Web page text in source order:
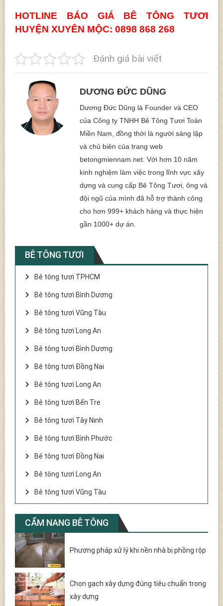
HOTLINE BÁO GIÁ BÊ TÔNG TƯƠI
HUYỆN XUYÊN MỘC: 0898 868 268
Đánh giá bài viết
DƯƠNG ĐỨC DŨNG
Dương Đức Dũng là Founder và CEO
của Công ty TNHH Bê Tông Tươi Toàn
Miền Nam, đồng thời là người sáng lập
và chủ biên của trang web
betongmiennam.net. Với hơn 10 năm
kinh nghiệm làm việc trong lĩnh vực xây
dựng và cung cấp Bê Tông Tươi, ông và
đội ngũ của mình đã hỗ trợ thành công
cho hơn 999+ khách hàng và thực hiện
gần 1000+ dự án.
BÊ TÔNG TƯƠI
Bê tông tươi TPHCM
Bê tông tươi Bình Dương
Bê tông tươi Vũng Tàu
Bê tông tươi Long An
Bê tông tươi Bình Dương
Bê tông tươi Đồng Nai
Bê tông tươi Long An
Bê tông tươi Bến Tre
Bê tông tươi Tây Ninh
Bê tông tươi Bình Phước
Bê tông tươi Đồng Nai
Bê tông tươi Long An
Bê tông tươi Vũng Tàu
CẨM NANG BÊ TÔNG
Phương pháp xử lý khi nền nhà bị phồng rộp
Chọn gạch xây dựng đúng tiêu chuẩn trong
xây dựng